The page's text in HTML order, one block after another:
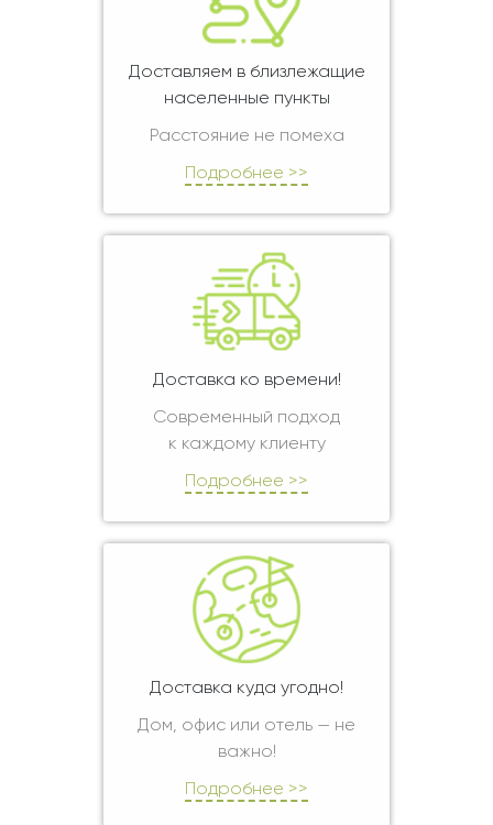
Доставляем в близлежащие
населенные пункты
Расстояние не помеха
Подробнее >>
Доставка ко времени!
Современный подход
к каждому клиенту
Подробнее >>
Доставка куда угодно!
Дом, офис или отель — не
важно!
Подробнее >>